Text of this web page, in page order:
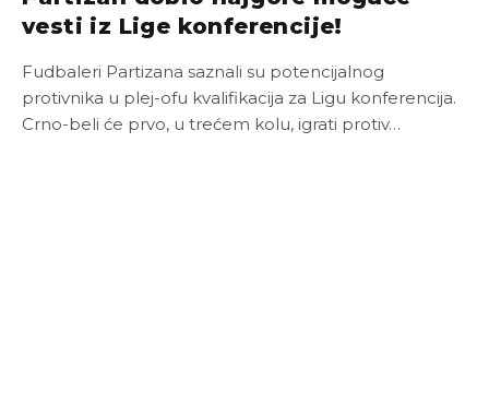
vesti iz Lige konferencije!
Fudbaleri Partizana saznali su potencijalnog
protivnika u plej-ofu kvalifikacija za Ligu konferencija.
Crno-beli će prvo, u trećem kolu, igrati protiv…